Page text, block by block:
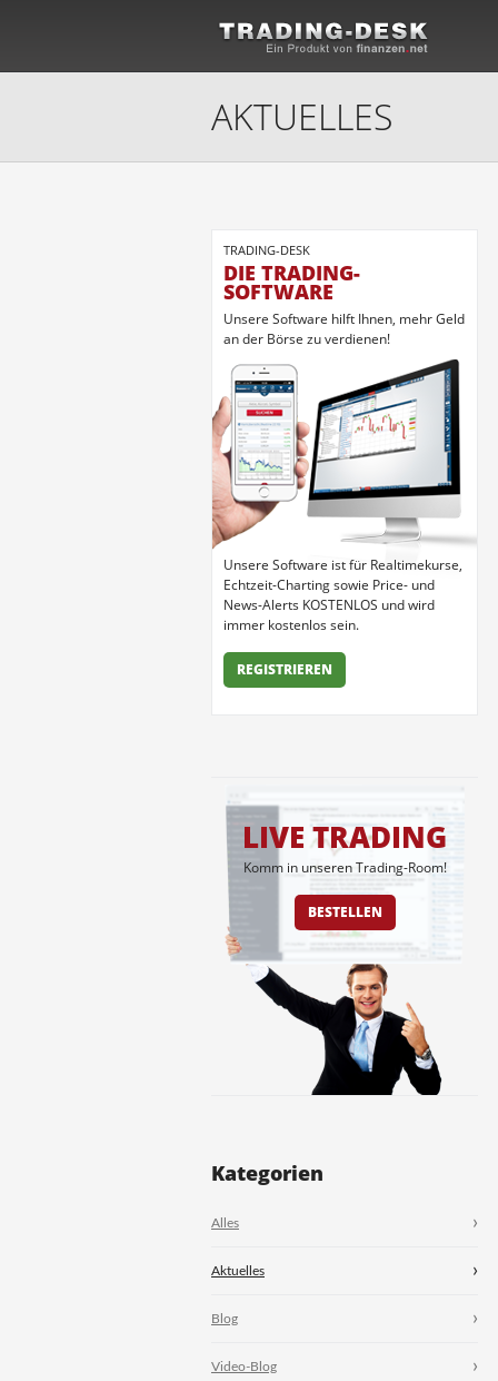
AKTUELLES
TRADING-DESK
DIE TRADING-
SOFTWARE
Unsere Software hilft Ihnen, mehr Geld
an der Börse zu verdienen!
Unsere Software ist für Realtimekurse,
Echtzeit-Charting sowie Price- und
News-Alerts KOSTENLOS und wird
immer kostenlos sein.
REGISTRIEREN
LIVE TRADING
Komm in unseren Trading-Room!
BESTELLEN
Kategorien
Alles
Aktuelles
Blog
Video-Blog